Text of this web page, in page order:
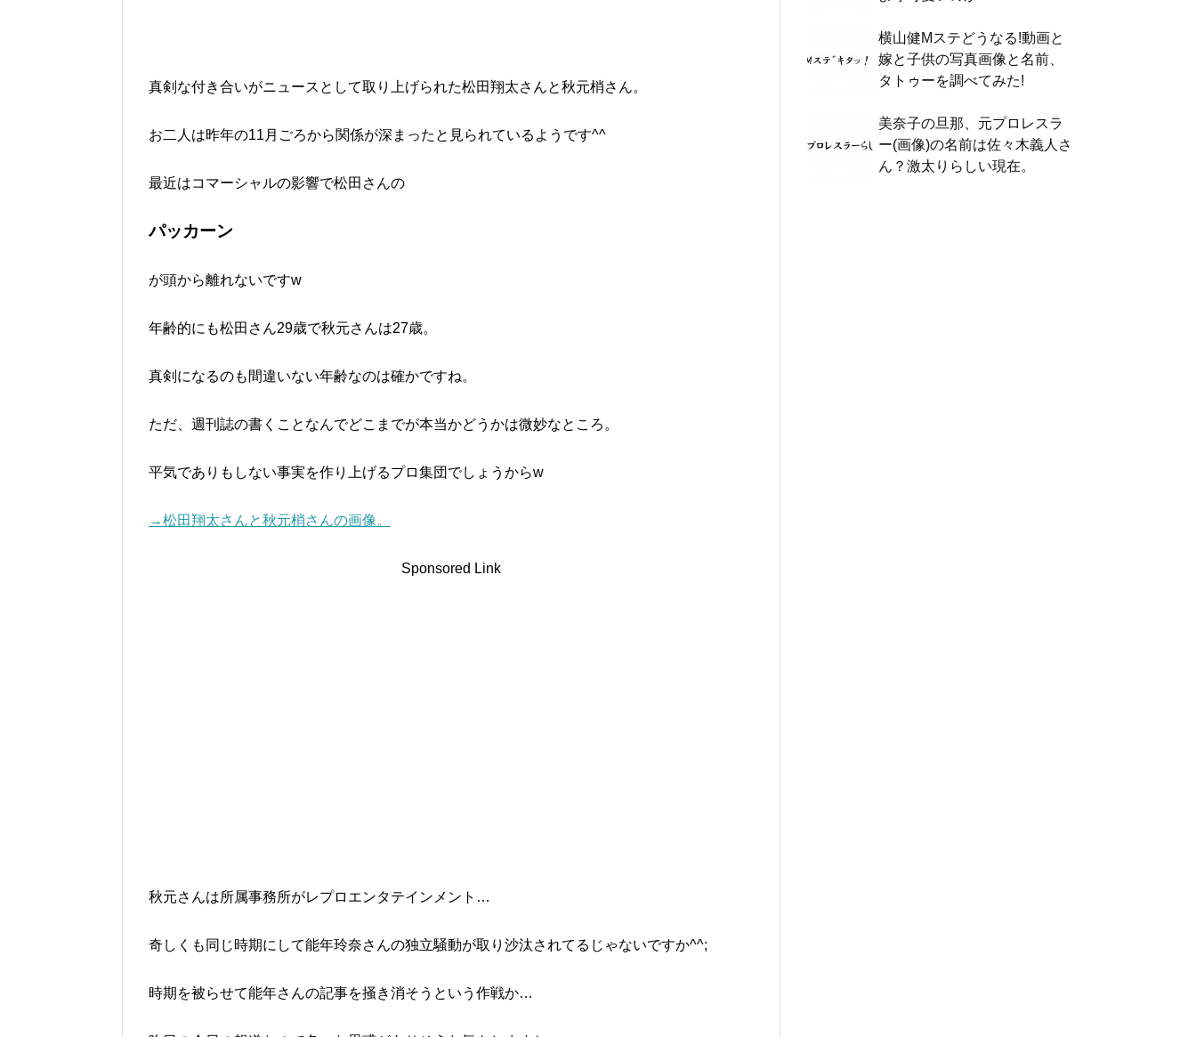
真剣な付き合いがニュースとして取り上げられた松田翔太さんと秋元梢さん。
お二人は昨年の11月ごろから関係が深まったと見られているようです^^
最近はコマーシャルの影響で松田さんの
パッカーン
が頭から離れないですw
年齢的にも松田さん29歳で秋元さんは27歳。
真剣になるのも間違いない年齢なのは確かですね。
ただ、週刊誌の書くことなんでどこまでが本当かどうかは微妙なところ。
平気でありもしない事実を作り上げるプロ集団でしょうからw
→松田翔太さんと秋元梢さんの画像。
Sponsored Link
秋元さんは所属事務所がレプロエンタテインメント…
奇しくも同じ時期にして能年玲奈さんの独立騒動が取り沙汰されてるじゃないですか^^;
時期を被らせて能年さんの記事を掻き消そうという作戦か…
横山健Mステどうなる!動画と
嫁と子供の写真画像と名前、
タトゥーを調べてみた!
美奈子の旦那、元プロレスラ
ー(画像)の名前は佐々木義人さ
ん？激太りらしい現在。